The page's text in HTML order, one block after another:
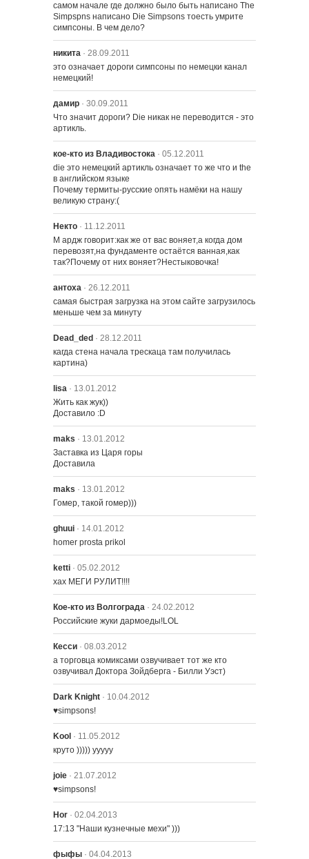
1401 – Дом Ужасов XIII
1402 – Как Я Провел Мои
Бренчащие Каникулы
1403 – Барт против Лизы против
третьего класса
1404 – Крупная Мардж
самом начале где должно было быть написано The
Simpspns написано Die Simpsons тоесть умрите
симпсоны. В чем дело?
никита · 28.09.2011
это означает дороги симпсоны по немецки канал
немецкий!
дамир · 30.09.2011
Что значит дороги? Die никак не переводится - это
артикль.
кое-кто из Владивостока · 05.12.2011
die это немецкий артикль означает то же что и the
в английском языке
Почему термиты-русские опять намёки на нашу
великую страну:(
Некто · 11.12.2011
М ардж говорит:как же от вас воняет,а когда дом
перевозят,на фундаменте остаётся ванная,как
так?Почему от них воняет?Нестыковочка!
антоха · 26.12.2011
самая быстрая загрузка на этом сайте загрузилось
меньше чем за минуту
Dead_ded · 28.12.2011
кагда стена начала трескаца там получилась
картина)
lisa · 13.01.2012
Жить как жук))
Доставило :D
maks · 13.01.2012
Заставка из Царя горы
Доставила
maks · 13.01.2012
Гомер, такой гомер)))
ghuui · 14.01.2012
homer prosta prikol
ketti · 05.02.2012
хах МЕГИ РУЛИТ!!!!
Кое-кто из Волгограда · 24.02.2012
Российские жуки дармоеды!LOL
Кесси · 08.03.2012
а торговца комиксами озвучивает тот же кто
озвучивал Доктора Зойдберга - Билли Уэст)
Dark Knight · 10.04.2012
♥simpsons!
Kool · 11.05.2012
круто ))))) ууууу
joie · 21.07.2012
♥simpsons!
Hor · 02.04.2013
17:13 "Наши кузнечные мехи" )))
фыфы · 04.04.2013